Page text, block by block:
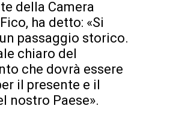
della Camera
ha detto: «Si
passaggio storico.
chiaro del
che dovrà essere
il presente e il
nostro Paese».